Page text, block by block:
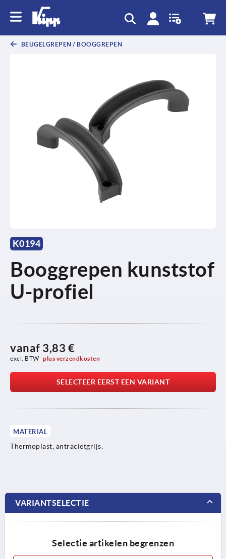
BEUGELGREPEN / BOOGGREPEN
K0194
Booggrepen kunststof
U-profiel
vanaf 3,83 €
excl. BTW plus verzendkosten
SELECTEER EERST EEN VARIANT
MATERIAL
Thermoplast, antracietgrijs.
VARIANTSELECTIE
Selectie artikelen begrenzen